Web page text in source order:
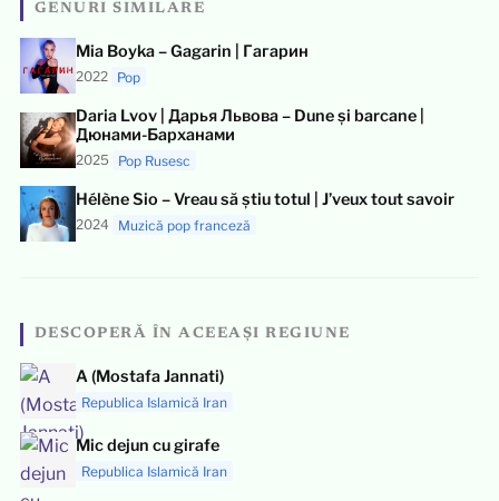
GENURI SIMILARE
Mia Boyka – Gagarin | Гагарин
2022 Pop
Daria Lvov | Дарья Львова – Dune și barcane |
Дюнами-Барханами
2025 Pop Rusesc
Hélène Sio – Vreau să știu totul | J’veux tout savoir
2024 Muzică pop franceză
DESCOPERĂ ÎN ACEEAȘI REGIUNE
A (Mostafa Jannati)
Republica Islamică Iran
Mic dejun cu girafe
Republica Islamică Iran